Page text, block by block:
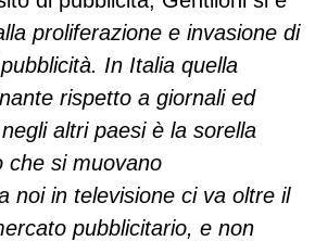
proliferazione e invasione di
In Italia quella
rispetto a giornali ed
altri paesi è la sorella
che si muovano
noi in televisione ci va oltre il
pubblicitario, e non